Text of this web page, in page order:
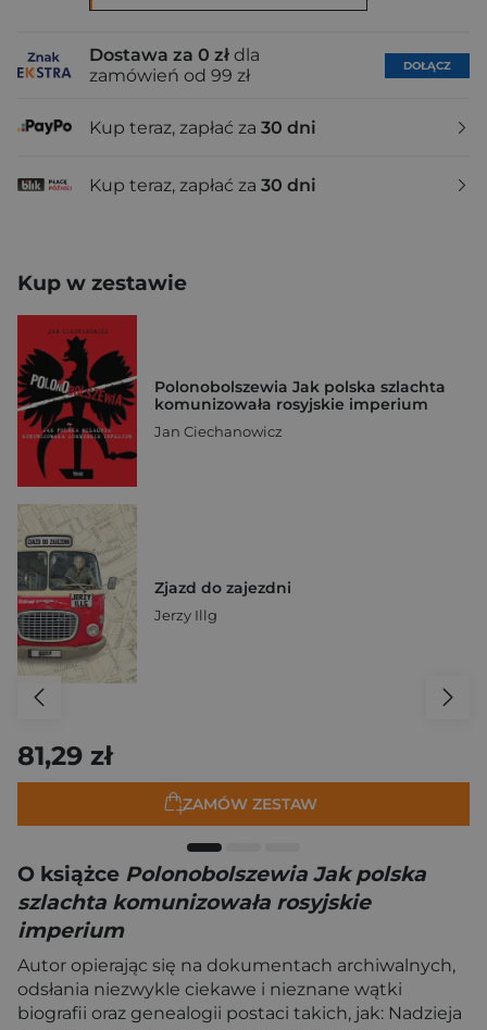
Dostawa za 0 zł dla
zamówień od 99 zł
DOŁĄCZ
Kup teraz, zapłać za 30 dni
Kup teraz, zapłać za 30 dni
Kup w zestawie
Polonobolszewia Jak polska szlachta
komunizowała rosyjskie imperium
Jan Ciechanowicz
Zjazd do zajezdni
Jerzy Illg
81,29 zł
ZAMÓW ZESTAW
O książce Polonobolszewia Jak polska
szlachta komunizowała rosyjskie
imperium
Autor opierając się na dokumentach archiwalnych,
odsłania niezwykle ciekawe i nieznane wątki
biografii oraz genealogii postaci takich, jak: Nadzieja